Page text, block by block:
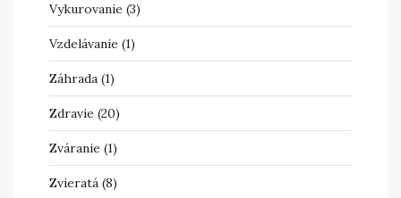
Vykurovanie (3)
Vzdelávanie (1)
Záhrada (1)
Zdravie (20)
Zváranie (1)
Zvieratá (8)